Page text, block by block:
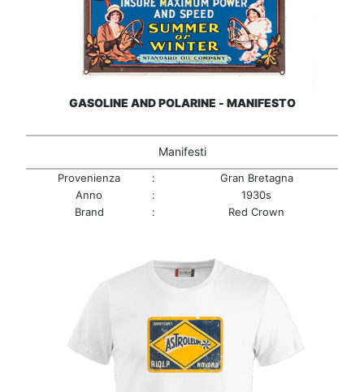
GASOLINE AND POLARINE - MANIFESTO
Manifesti
Provenienza :
Gran Bretagna
Anno
:
1930s
Brand
: Red Crown